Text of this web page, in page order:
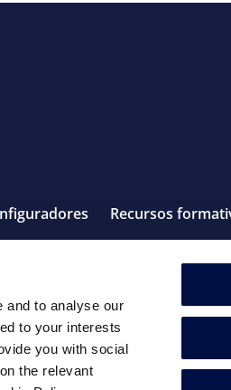
and to analyse our
to your interests
you with social
the relevant
Recursos